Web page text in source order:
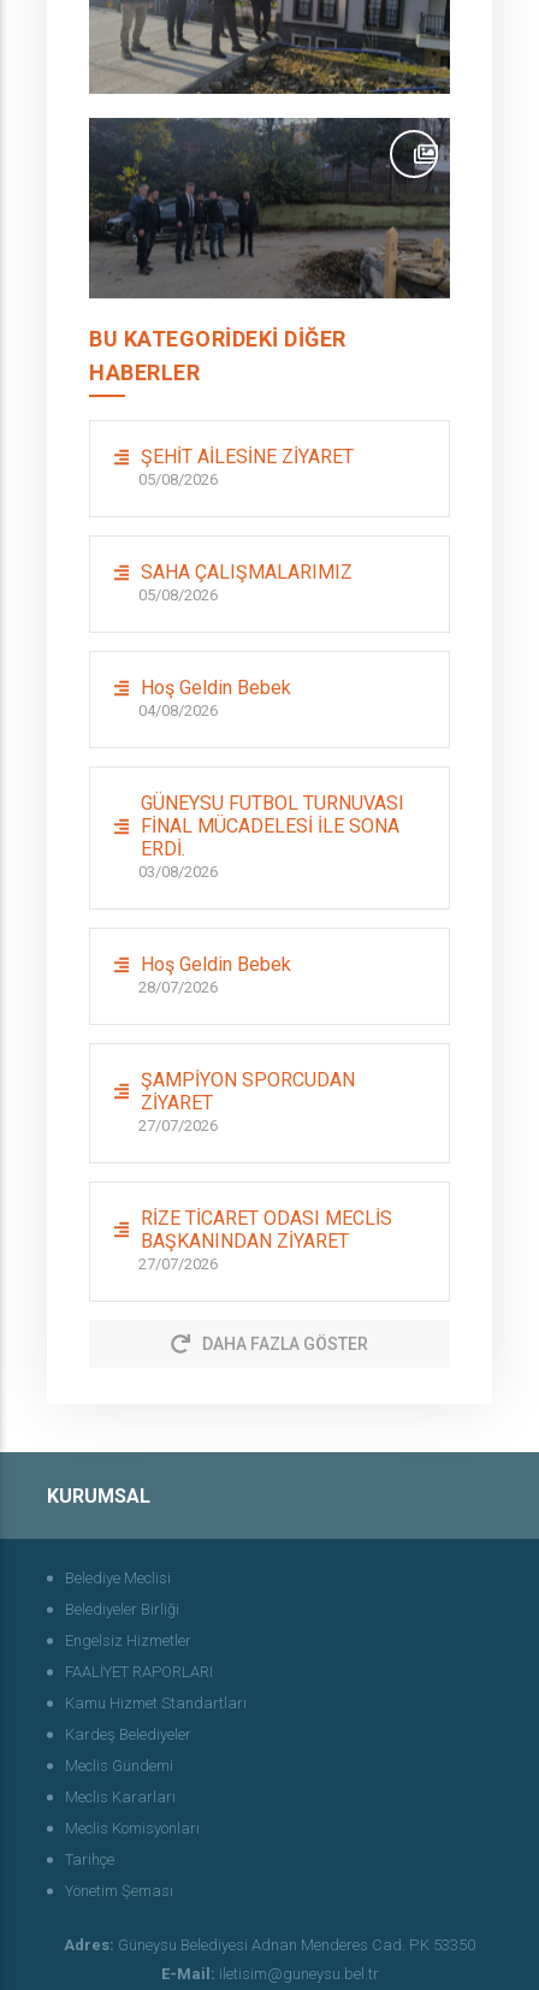
BU KATEGORIDEKI DIĞER
HABERLER
ŞEHİT AİLESİNE ZİYARET
05/08/2026
SAHA ÇALIŞMALARIMIZ
05/08/2026
Hoş Geldin Bebek
04/08/2026
GÜNEYSU FUTBOL TURNUVASI
FİNAL MÜCADELESİ İLE SONA
ERDİ.
03/08/2026
Hoş Geldin Bebek
28/07/2026
ŞAMPİYON SPORCUDAN
ZİYARET
27/07/2026
RİZE TİCARET ODASI MECLİS
BAŞKANINDAN ZİYARET
27/07/2026
DAHA FAZLA GÖSTER
KURUMSAL
Belediye Meclisi
Belediyeler Birliği
Engelsiz Hizmetler
FAALİYET RAPORLARI
Kamu Hizmet Standartları
Kardeş Belediyeler
Meclis Gündemi
Meclis Kararları
Meclis Komisyonları
Tarihçe
Yönetim Şeması
Adres: Güneysu Belediyesi Adnan Menderes Cad. P.K 53350
E-Mail: iletisim@guneysu.bel.tr